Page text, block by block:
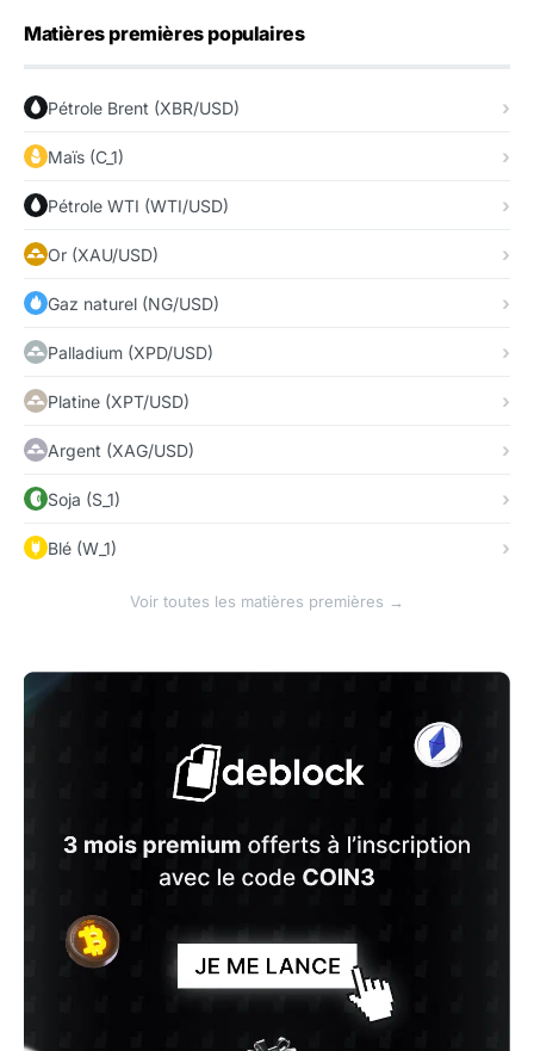
Matières premières populaires
Pétrole Brent (XBR/USD)
Maïs (C_1)
Pétrole WTI (WTI/USD)
Or (XAU/USD)
Gaz naturel (NG/USD)
Palladium (XPD/USD)
Platine (XPT/USD)
Argent (XAG/USD)
Soja (S_1)
Blé (W_1)
Voir toutes les matières premières →